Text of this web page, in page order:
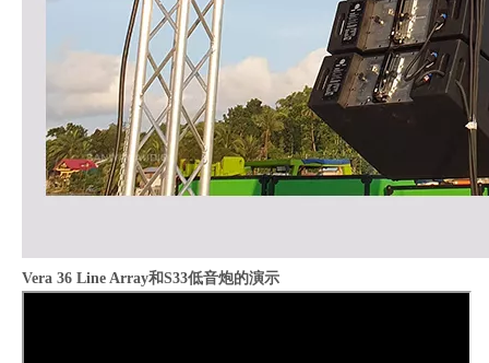
Vera 36 Line Array和S33低音炮的演示